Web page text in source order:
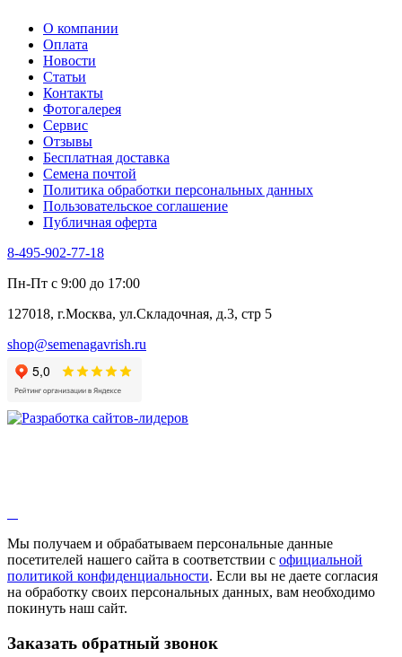
О компании
Оплата
Новости
Статьи
Контакты
Фотогалерея​
Сервис
Отзывы
Бесплатная доставка
Семена почтой
Политика обработки персональных данных
Пользовательское соглашение
Публичная оферта
8-495-902-77-18
Пн-Пт с 9:00 до 17:00
127018, г.Москва, ул.Складочная, д.3, стр 5
shop@semenagavrish.ru
Мы получаем и обрабатываем персональные данные
посетителей нашего сайта в соответствии с официальной
политикой конфиденциальности. Если вы не даете согласия
на обработку своих персональных данных, вам необходимо
покинуть наш сайт.
Заказать обратный звонок